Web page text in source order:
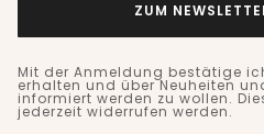
ZUM
Mit der Anmeldung bestätige
erhalten und über Neuheiten
informiert werden zu wollen.
jederzeit widerrufen werden.